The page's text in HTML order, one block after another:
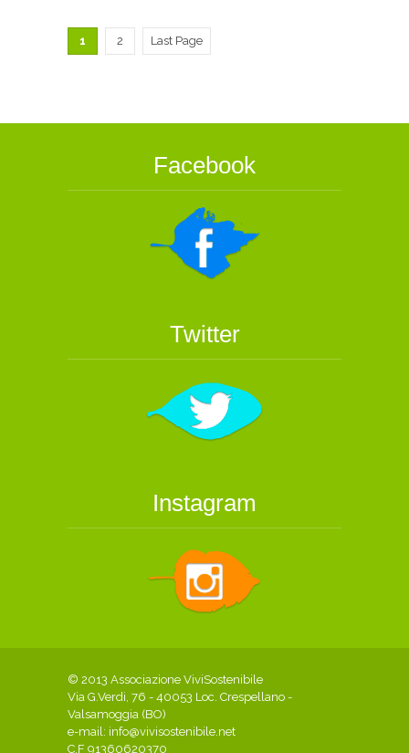
1 2 Last Page
Facebook
Twitter
Instagram
© 2013 Associazione ViviSostenibile
Via G.Verdi, 76 - 40053 Loc. Crespellano -
Valsamoggia (BO)
e-mail: info@vivisostenibile.net
C.F 91360620370